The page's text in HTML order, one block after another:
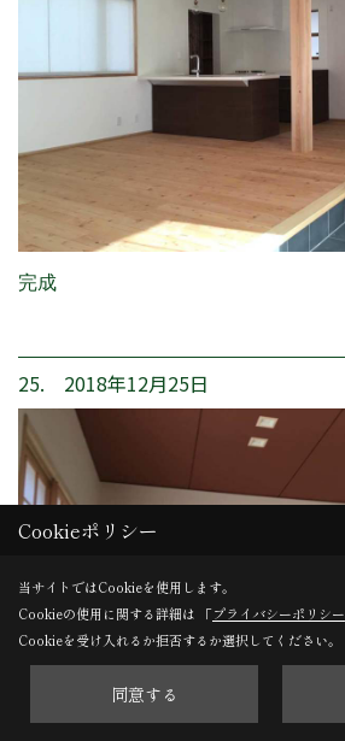
完成
25. 2018年12月25日
Cookieポリシー
当サイトではCookieを使用します。
Cookieの使用に関する詳細は 「プライバシーポリシー
Cookieを受け入れるか拒否するか選択してください。
同意する